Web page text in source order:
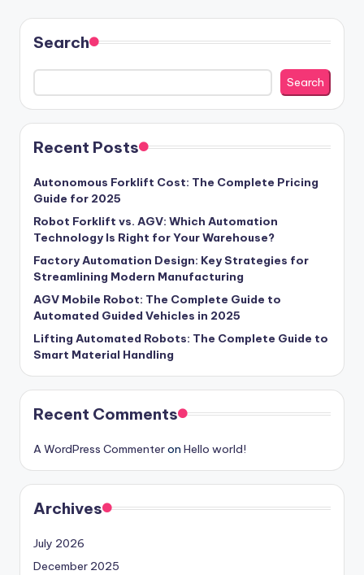
Search
Search
Recent Posts
Autonomous Forklift Cost: The Complete Pricing
Guide for 2025
Robot Forklift vs. AGV: Which Automation
Technology Is Right for Your Warehouse?
Factory Automation Design: Key Strategies for
Streamlining Modern Manufacturing
AGV Mobile Robot: The Complete Guide to
Automated Guided Vehicles in 2025
Lifting Automated Robots: The Complete Guide to
Smart Material Handling
Recent Comments
A WordPress Commenteron Hello world!
Archives
July 2026
December 2025